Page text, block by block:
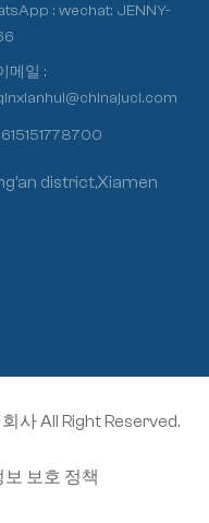
:wechat: JENNY-
메일 :
district,Xiamen
사 All Right Reserved.
보 보호 정책